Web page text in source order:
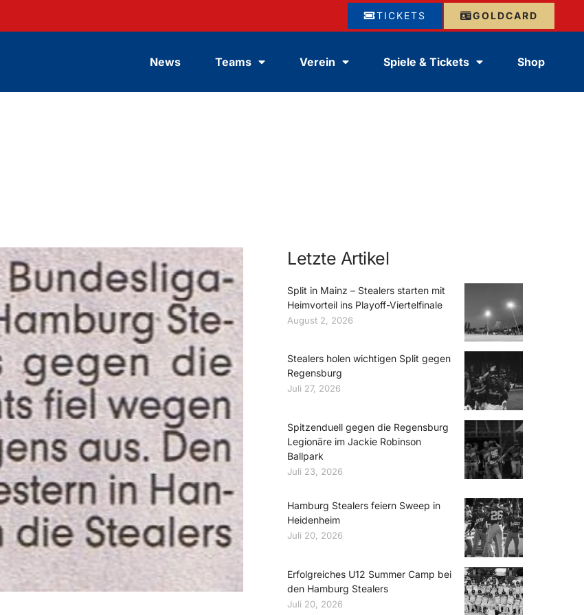
GOLDCARD
TICKETS
News Teams Verein Spiele & Tickets Shop
Letzte Artikel
Split in Mainz – Stealers starten mit
Heimvorteil ins Playoff-Viertelfinale
August 2, 2026
Stealers holen wichtigen Split gegen
Regensburg
Juli 27, 2026
Spitzenduell gegen die Regensburg
Legionäre im Jackie Robinson
Ballpark
Juli 23, 2026
Hamburg Stealers feiern Sweep in
Heidenheim
Juli 20, 2026
Erfolgreiches U12 Summer Camp bei
den Hamburg Stealers
Juli 20, 2026